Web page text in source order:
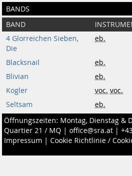
BANDS
BAND
4 Glorreichen Sieben,
Die
eb.
Blacksnail eb.
Blivian
eb.
Kogler
voc. voc.
Seltsam
eb.
Öffnungszeiten: Montag, Dienstag &
Quartier 21 / MQ | office@sra.at |
Impressum | Cookie Richtlinie /